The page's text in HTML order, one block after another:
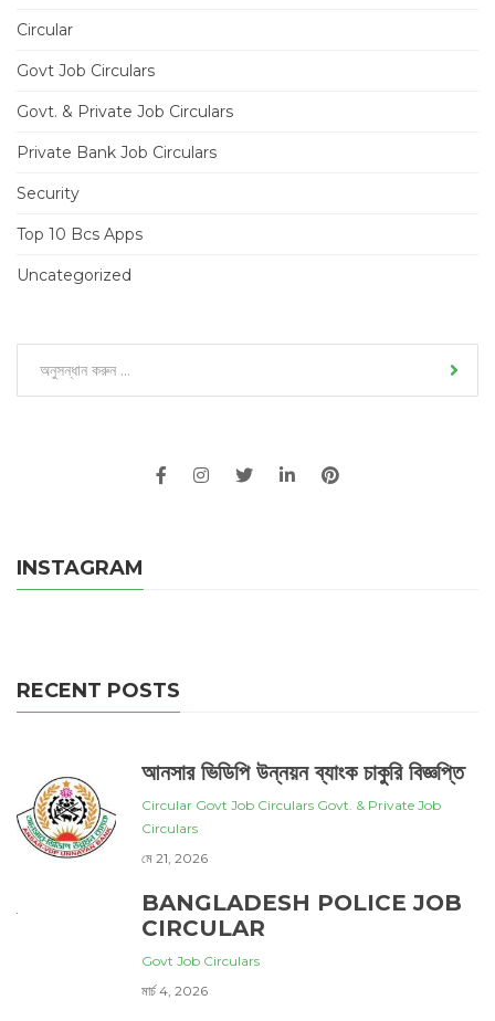
Circular
Govt Job Circulars
Govt. & Private Job Circulars
Private Bank Job Circulars
Security
Top 10 Bcs Apps
Uncategorized
INSTAGRAM
RECENT POSTS
আনসার ভিডিপি উন্নয়ন ব্যাংক চাকুরি বিজ্ঞপ্তি
Circular Govt Job Circulars Govt. & Private Job
Circulars
মে 21, 2026
BANGLADESH POLICE JOB
CIRCULAR
Govt Job Circulars
মার্চ 4, 2026